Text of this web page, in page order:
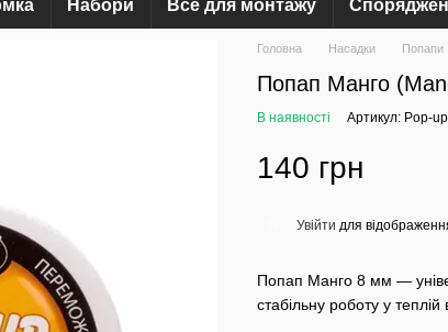
Набори Все для монтажу
Головна Насадки Попапи
Попап Манго
В наявності Артикул: Pop-
140 грн
Увійти для
Попап Манго 8 мм —
стабільну роботу у теплій